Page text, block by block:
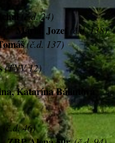
(č.d. 24)
† Mária, Jozef (č.d. 138)
(č.d. 137)
(TNV 12)
Katarína Bálintová
(č.d. 46)